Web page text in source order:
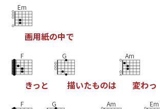
Em
画用紙の中で
F
きっ と
G
描いたものは
Am
変わっ
F G Am Em